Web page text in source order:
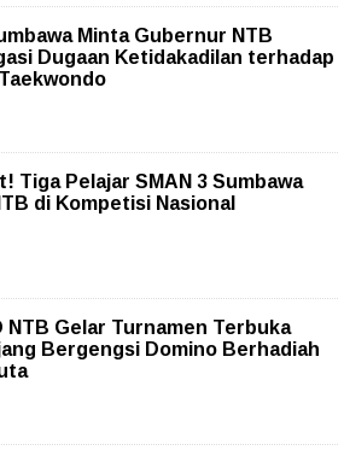
Minta Gubernur NTB
Dugaan Ketidakadilan terhadap
Tiga Pelajar SMAN 3 Sumbawa
di Kompetisi Nasional
NTB Gelar Turnamen Terbuka
Bergengsi Domino Berhadiah